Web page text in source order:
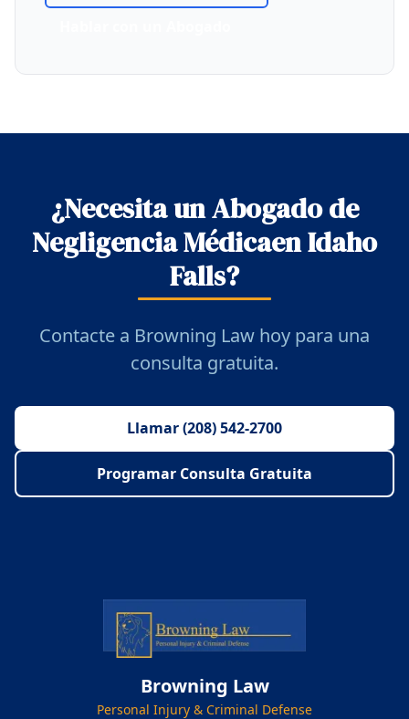
¿Necesita un Abogado de
Negligencia Médicaen Idaho
Falls?
Contacte a Browning Law hoy para una
consulta gratuita.
Llamar (208) 542-2700
Programar Consulta Gratuita
Browning Law
Personal Injury & Criminal Defense